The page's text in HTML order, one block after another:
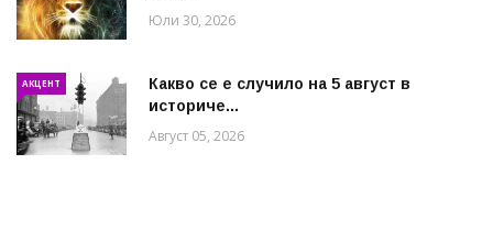
Юли 30, 2026
АКЦЕНТ
Какво се е случило на 5 август в
историче...
Август 05, 2026